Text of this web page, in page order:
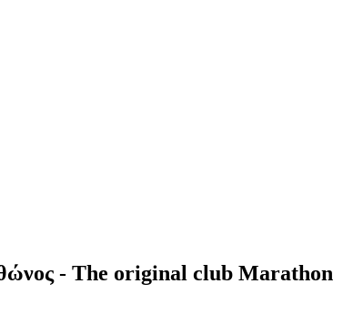
- The original club Marathon